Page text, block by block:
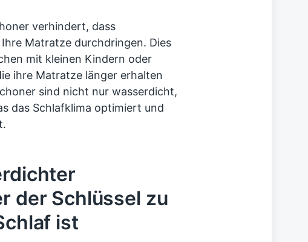
verhindert, dass
Matratze durchdringen. Dies
mit kleinen Kindern oder
ihre Matratze länger erhalten
sind nicht nur wasserdicht,
das Schlafklima optimiert und
der Schlüssel zu
ist